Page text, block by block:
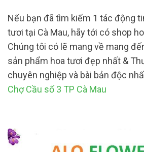
Nếu bạn đã tìm kiếm 1 tác động
tươi tại Cà Mau, hãy tới có shop
Chúng tôi có lẽ mang về mang
sản phẩm hoa tươi đẹp nhất &
chuyên nghiệp và bài bản độc
Chợ Cầu số 3 TP Cà Mau